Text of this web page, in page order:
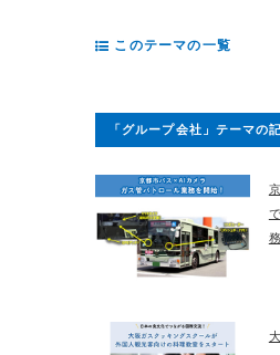
このテーマの一覧
「グループ会社」テーマの